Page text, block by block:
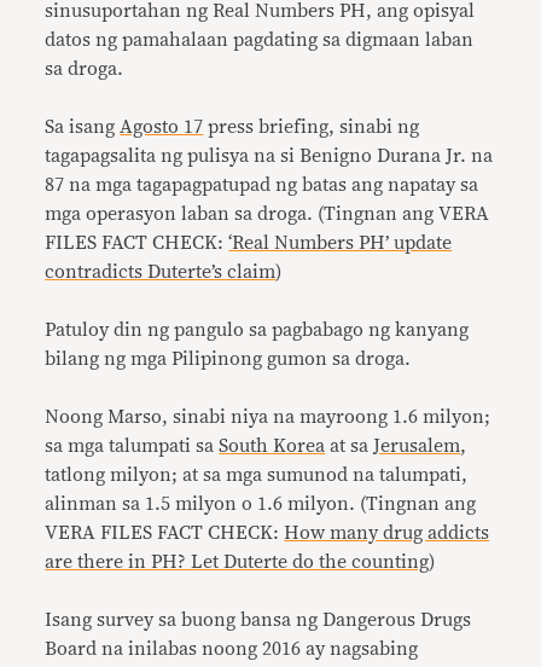
sinusuportahan ng Real Numbers PH, ang opisyal
datos ng pamahalaan pagdating sa digmaan laban
sa droga.
Sa isang Agosto 17 press briefing, sinabi ng
tagapagsalita ng pulisya na si Benigno Durana Jr. na
87 na mga tagapagpatupad ng batas ang napatay sa
mga operasyon laban sa droga. (Tingnan ang VERA
FILES FACT CHECK:‘Real Numbers PH’ update
contradicts Duterte’s claim)
Patuloy din ng pangulo sa pagbabago ng kanyang
bilang ng mga Pilipinong gumon sa droga.
Noong Marso, sinabi niya na mayroong 1.6 milyon;
sa mga talumpati saSouth Korea at saJerusalem,
tatlong milyon; at sa mga sumunod na talumpati,
alinman sa 1.5 milyon o 1.6 milyon. (Tingnan ang
VERA FILES FACT CHECK:How many drug addicts
are there in PH? Let Duterte do the counting)
Isang survey sa buong bansa ng Dangerous Drugs
Board na inilabas noong 2016 ay nagsabing